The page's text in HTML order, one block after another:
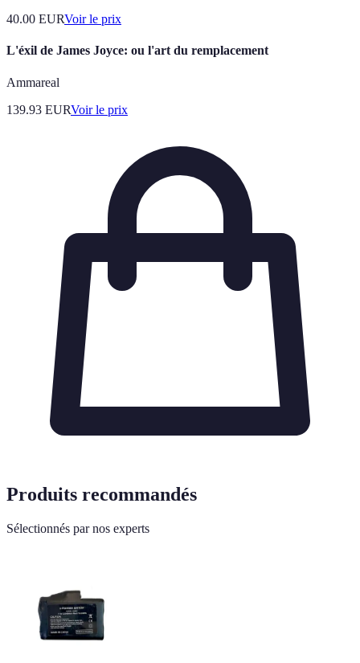
40.00 EURVoir le prix
L'éxil de James Joyce: ou l'art du remplacement
Ammareal
139.93 EURVoir le prix
Produits recommandés
Sélectionnés par nos experts